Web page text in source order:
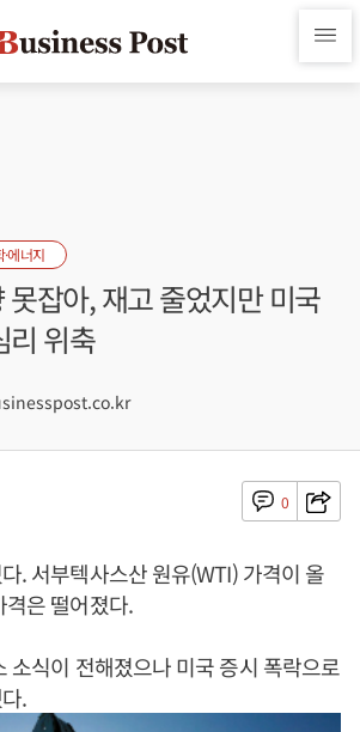
에너지
잡아, 재고 줄었지만 미국
리 위축
0
. 서부텍사스산 원유(WTI) 가격이 올
은 떨어졌다.
소식이 전해졌으나 미국 증시 폭락으로
.